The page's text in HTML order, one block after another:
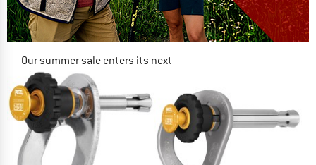
Our summer sale enters its next
phase
NOW UP TO 50% OFF
TO THE SALE